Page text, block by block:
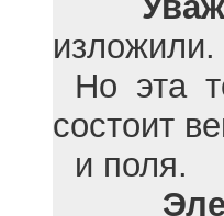
изложили.
Но эта
состоит
и поля.